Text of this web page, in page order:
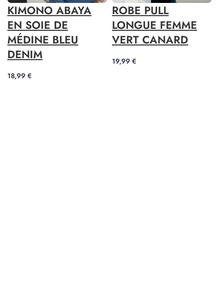
KIMONO ABAYA
EN SOIE DE
MÉDINE BLEU
DENIM
18,99 €
ROBE PULL
LONGUE FEMME
VERT CANARD
19,99 €